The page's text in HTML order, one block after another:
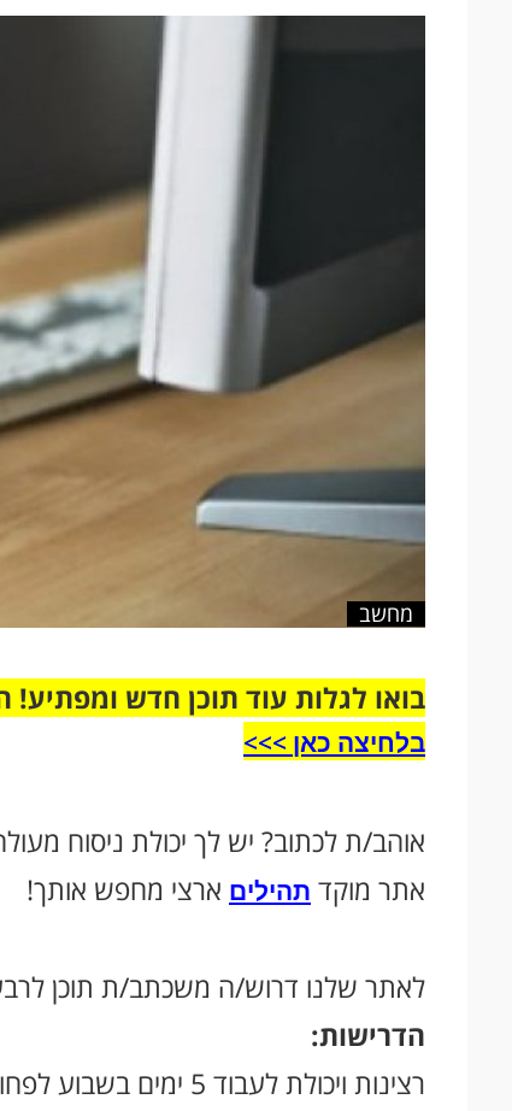
מחשב
בואו לגלות עוד תוכן חדש
בלחיצה כאן >>>​
אוהב/ת לכתוב? יש לך יכולת ניסוח
אתר מוקד תהילים ארצי מחפש אותך!
לאתר שלנו דרוש/ה משכתב/ת תוכן
הדרישות:
רצינות ויכולת לעבוד 5 ימים בשבוע לפחות, כ-3 שעות ביום.